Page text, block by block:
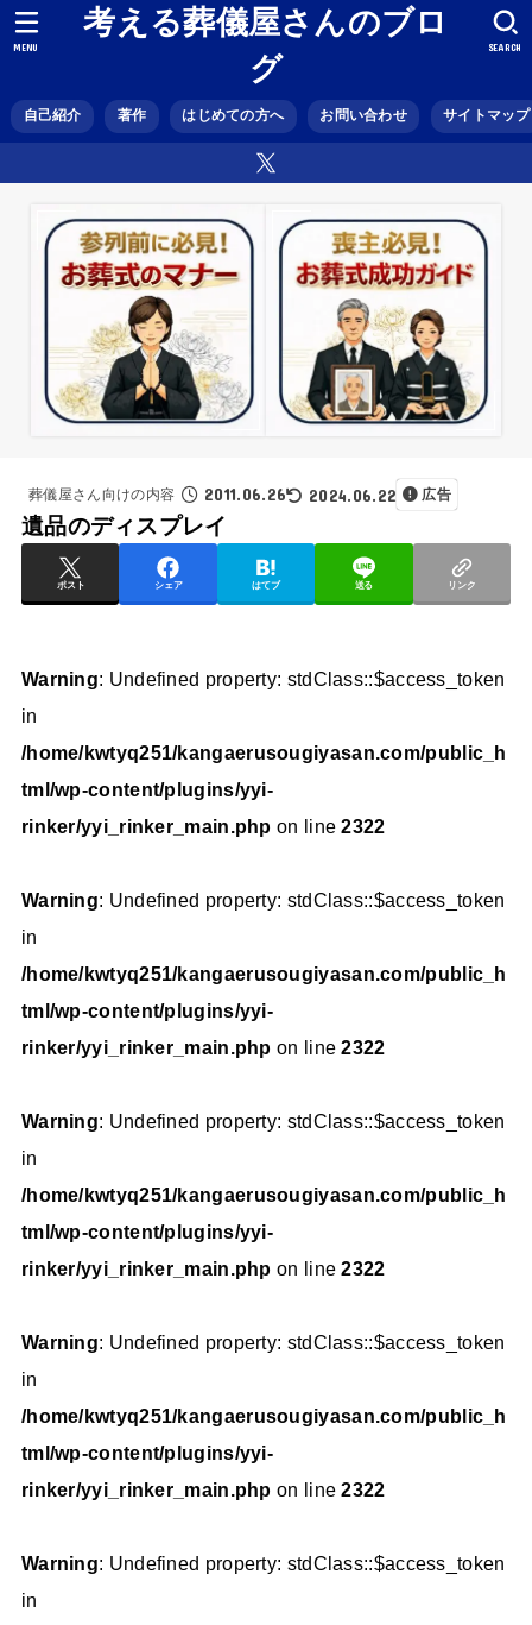
考える葬儀屋さんのブロ
グ
自己紹介 著作 はじめての方へ お問い合わせ サイトマップ
SEARCH
MENU
葬儀屋さん向けの内容 2011.06.26 2024.06.22 広告
遺品のディスプレイ
ポスト シェア はてブ 送る リンク
Warning: Undefined property: stdClass::$access_token
in
/home/kwtyq251/kangaerusougiyasan.com/public_h
tml/wp-content/plugins/yyi-
rinker/yyi_rinker_main.php on line2322
Warning: Undefined property: stdClass::$access_token
in
/home/kwtyq251/kangaerusougiyasan.com/public_h
tml/wp-content/plugins/yyi-
rinker/yyi_rinker_main.php on line2322
Warning: Undefined property: stdClass::$access_token
in
/home/kwtyq251/kangaerusougiyasan.com/public_h
tml/wp-content/plugins/yyi-
rinker/yyi_rinker_main.php on line2322
Warning: Undefined property: stdClass::$access_token
in
/home/kwtyq251/kangaerusougiyasan.com/public_h
tml/wp-content/plugins/yyi-
rinker/yyi_rinker_main.php on line2322
Warning: Undefined property: stdClass::$access_token
in